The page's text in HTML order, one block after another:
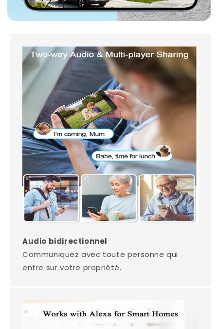
Audio bidirectionnel
Communiquez avec toute personne qui
entre sur votre propriété.